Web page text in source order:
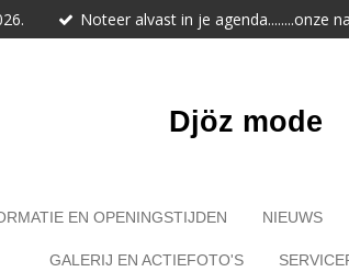
Noteer alvast in je agenda........onze
Djöz mode
EN OPENINGSTIJDEN NIEUWS
GALERIJ EN ACTIEFOTO'S